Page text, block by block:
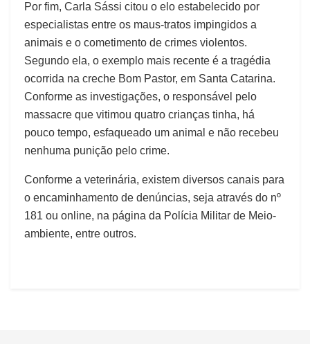
Por fim, Carla Sássi citou o elo estabelecido por
especialistas entre os maus-tratos impingidos a
animais e o cometimento de crimes violentos.
Segundo ela, o exemplo mais recente é a tragédia
ocorrida na creche Bom Pastor, em Santa Catarina.
Conforme as investigações, o responsável pelo
massacre que vitimou quatro crianças tinha, há
pouco tempo, esfaqueado um animal e não recebeu
nenhuma punição pelo crime.
Conforme a veterinária, existem diversos canais para
o encaminhamento de denúncias, seja através do nº
181 ou online, na página da Polícia Militar de Meio-
ambiente, entre outros.